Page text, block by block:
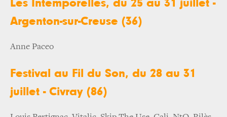
Les Intemporelles, du 25 au 31 juillet -
Argenton-sur-Creuse (36)
Anne Paceo
Festival au Fil du Son, du 28 au 31
juillet - Civray (86)